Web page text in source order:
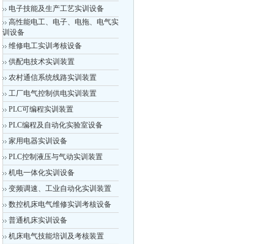
电子技能及生产工艺实训设备
高性能电工、电子、电拖、电气实
训设备
维修电工实训考核设备
供配电技术实训装置
农村通信系统线路实训装置
工厂电气控制供电实训装置
PLC可编程实训装置
PLC编程及自动化实验室设备
家用电器实训设备
PLC控制液压与气动实训装置
机电一体化实训设备
变频调速、工业自动化实训装置
数控机床电气维修实训考核设备
普通机床实训设备
机床电气技能培训及考核装置